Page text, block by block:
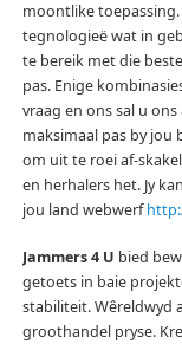
moontlike toepassing.
tegnologieë wat in
te bereik met die
pas. Enige
vraag en ons sal u
maksimaal pas by
om uit te roei af-
en herhalers het. Jy
jou land webwerf
Jammers 4 U bied
getoets in baie
stabiliteit.Wêreldwyd
groothandel pryse.